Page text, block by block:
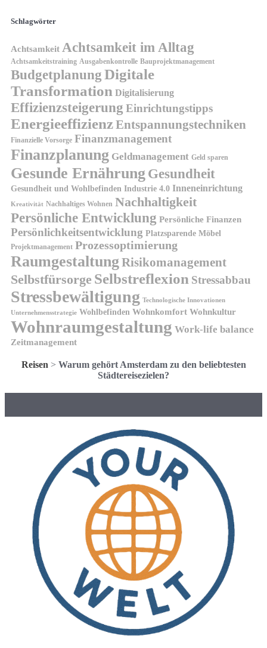
Schlagwörter
Achtsamkeit Achtsamkeit im Alltag
Achtsamkeitstraining Ausgabenkontrolle Bauprojektmanagement
BudgetplanungDigitale
Transformation Digitalisierung
Effizienzsteigerung Einrichtungstipps
EnergieeffizienzEntspannungstechniken
Finanzielle Vorsorge Finanzmanagement
Finanzplanung Geldmanagement Geld sparen
Gesunde Ernährung Gesundheit
Gesundheit und Wohlbefinden Industrie 4.0 Inneneinrichtung
Kreativität Nachhaltiges Wohnen Nachhaltigkeit
Persönliche Entwicklung Persönliche Finanzen
Persönlichkeitsentwicklung Platzsparende Möbel
Projektmanagement Prozessoptimierung
Raumgestaltung Risikomanagement
Selbstfürsorge Selbstreflexion Stressabbau
Stressbewältigung Technologische Innovationen
Unternehmensstrategie Wohlbefinden Wohnkomfort Wohnkultur
Wohnraumgestaltung Work-life balance
Zeitmanagement
Reisen > Warum gehört Amsterdam zu den beliebtesten
Städtereisezielen?